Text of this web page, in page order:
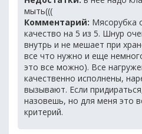
мыть(((
Комментарий: Мясорубка
качество на 5 из 5. Шнур
внутрь и не мешает при
все что нужно и еще
это все можно). Все
качественно исполнены,
вызывают. Если
назовешь, но для меня это
критерий.